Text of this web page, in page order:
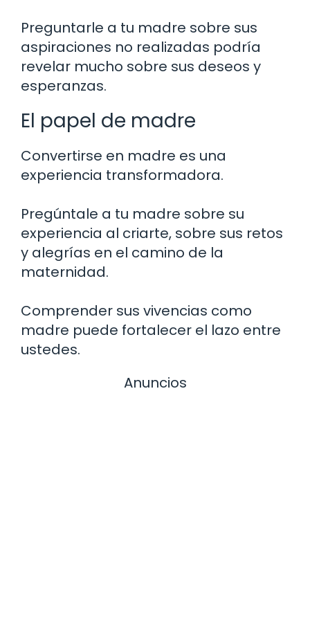
Preguntarle a tu madre sobre sus
aspiraciones no realizadas podría
revelar mucho sobre sus deseos y
esperanzas.
El papel de madre
Convertirse en madre es una
experiencia transformadora.
Pregúntale a tu madre sobre su
experiencia al criarte, sobre sus retos
y alegrías en el camino de la
maternidad.
Comprender sus vivencias como
madre puede fortalecer el lazo entre
ustedes.
Anuncios